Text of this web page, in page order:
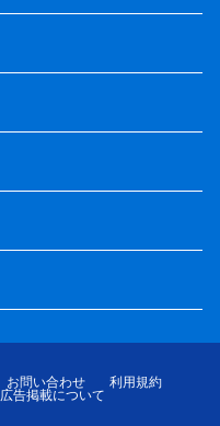
お問い合わせ
利用規約
広告掲載について